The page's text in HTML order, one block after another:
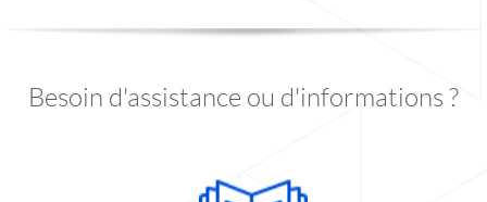
Besoin d'assistance ou d'informations ?